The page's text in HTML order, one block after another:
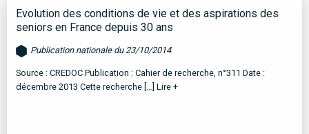
Evolution des conditions de vie et des aspirations des
seniors en France depuis 30 ans
Publication nationale du 23/10/2014
Source : CREDOC Publication : Cahier de recherche, n°311 Date :
décembre 2013 Cette recherche […] Lire +